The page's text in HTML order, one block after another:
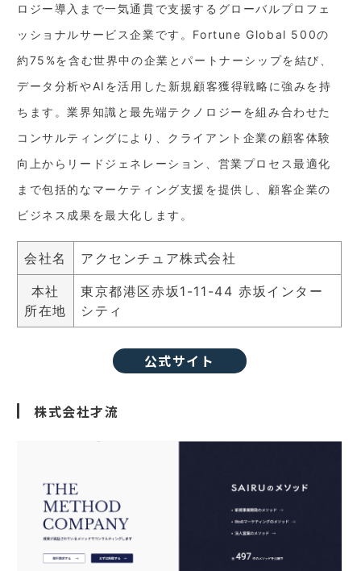
ロジー導入まで一気通貫で支援するグローバルプロフェ
ッショナルサービス企業です。Fortune Global 500の
約75%を含む世界中の企業とパートナーシップを結び、
データ分析やAIを活用した新規顧客獲得戦略に強みを持
ちます。業界知識と最先端テクノロジーを組み合わせた
コンサルティングにより、クライアント企業の顧客体験
向上からリードジェネレーション、営業プロセス最適化
まで包括的なマーケティング支援を提供し、顧客企業の
ビジネス成果を最大化します。
会社名 アクセンチュア株式会社
本社
所在地
東京都港区赤坂1-11-44 赤坂インター
シティ
公式サイト
株式会社才流